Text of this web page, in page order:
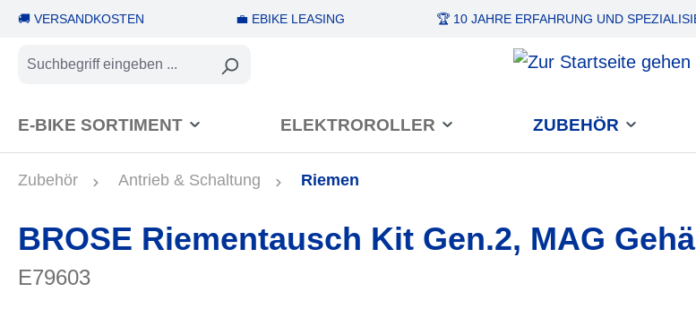
Zur Hauptnavigation springen
🚚 VERSANDKOSTEN 💼 EBIKE LEASING 🏆 10 JAHRE ERFAHRUNG UND
E-BIKE SORTIMENT ELEKTROROLLER ZUBEHÖR
Zubehör Antrieb & Schaltung Riemen
BROSE Riementausch Kit Gen.2, MAG
E79603